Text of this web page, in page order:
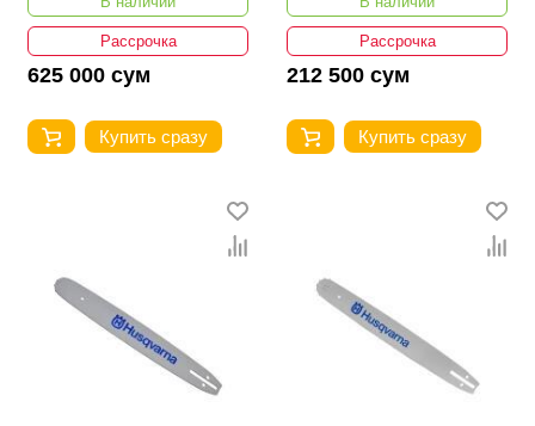
Рассрочка
625 000 сум
Купить сразу
Рассрочка
212 500 сум
Купить сразу